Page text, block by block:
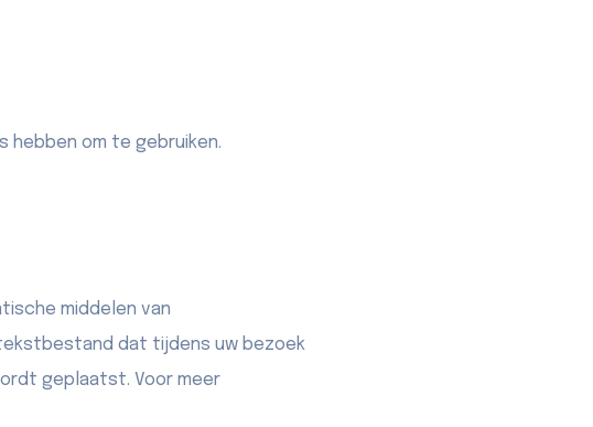
hebben om te gebruiken.
middelen van
dat tijdens uw bezoek
geplaatst. Voor meer